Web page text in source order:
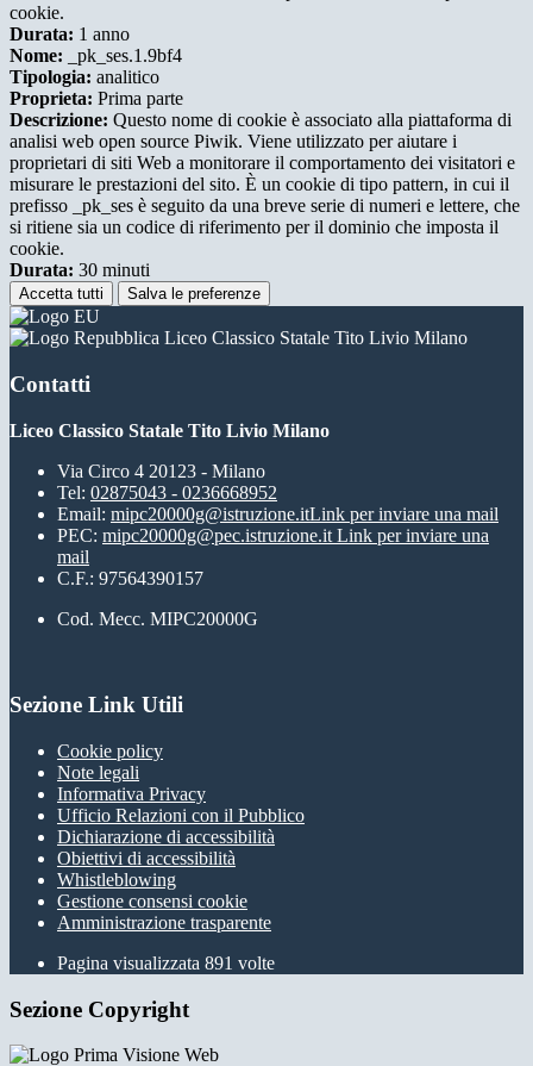
cookie.
Durata: 1 anno
Nome: _pk_ses.1.9bf4
Tipologia: analitico
Proprieta: Prima parte
Descrizione: Questo nome di cookie è associato alla piattaforma di
analisi web open source Piwik. Viene utilizzato per aiutare i
proprietari di siti Web a monitorare il comportamento dei visitatori e
misurare le prestazioni del sito. È un cookie di tipo pattern, in cui il
prefisso _pk_ses è seguito da una breve serie di numeri e lettere, che
si ritiene sia un codice di riferimento per il dominio che imposta il
cookie.
Durata: 30 minuti
Accetta tutti Salva le preferenze
Liceo Classico Statale Tito Livio Milano
Contatti
Liceo Classico Statale Tito Livio Milano
Via Circo 4 20123 - Milano
Tel: 02875043 - 0236668952
Email: mipc20000g@istruzione.itLink per inviare una mail
PEC: mipc20000g@pec.istruzione.it Link per inviare una
mail
C.F.: 97564390157
Cod. Mecc. MIPC20000G
Sezione Link Utili
Cookie policy
Note legali
Informativa Privacy
Ufficio Relazioni con il Pubblico
Dichiarazione di accessibilità
Obiettivi di accessibilità
Whistleblowing
Gestione consensi cookie
Amministrazione trasparente
Pagina visualizzata 891 volte
Sezione Copyright